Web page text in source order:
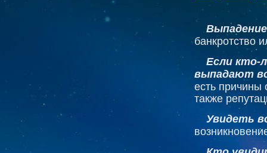
банкротство
Если кто-
выпадают
есть причины
также
Увидеть